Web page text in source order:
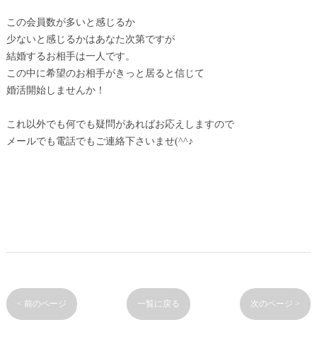
この会員数が多いと感じるか
少ないと感じるかはあなた次第ですが
結婚するお相手は一人です。
この中に希望のお相手がきっと居ると信じて
婚活開始しませんか！
これ以外でも何でも疑問があればお応えしますので
メールでも電話でもご連絡下さいませ(^^♪
< 前のページ 一覧に戻る 次のページ >